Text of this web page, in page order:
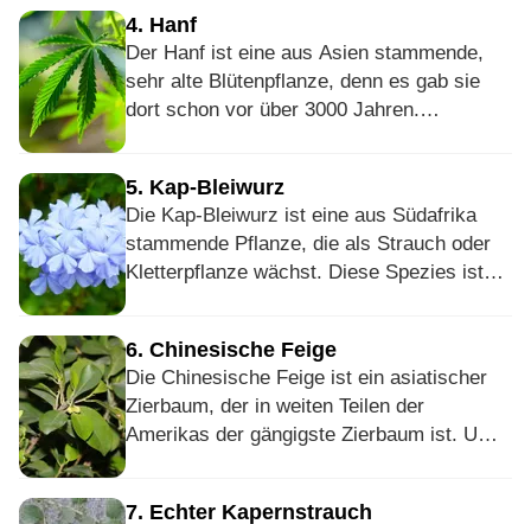
4. Hanf
Der Hanf ist eine aus Asien stammende,
sehr alte Blütenpflanze, denn es gab sie
dort schon vor über 3000 Jahren.
Samen vielfältige Verwendungen: Futter für
Käfigvögel, aber auch Öle, die als Lacke
und Farben dienen. Weiterhin können aus
dem Hanf Fasern gewonnen werden, die
zu Seilen oder Papier geeignet sind.
5. Kap-Bleiwurz
Die Kap-Bleiwurz ist eine aus Südafrika
stammende Pflanze, die als Strauch oder
Kletterpflanze wächst. Diese Spezies ist
gepflanzt; besonders häufig in Kombination
mit anderen Sträuchern, da sie somit
mehrfarbig blühende Büsche bilden kann.
6. Chinesische Feige
Die Chinesische Feige ist ein asiatischer
Zierbaum, der in weiten Teilen der
Amerikas der gängigste Zierbaum ist. Um
7. Echter Kapernstrauch